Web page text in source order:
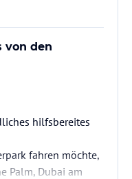
von den
hilfsbereites
fahren möchte,
Palm, Dubai am